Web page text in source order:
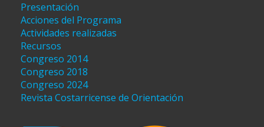
Presentación
Acciones del Programa
Actividades realizadas
Recursos
Congreso 2014
Congreso 2018
Congreso 2024
Revista Costarricense de Orientación